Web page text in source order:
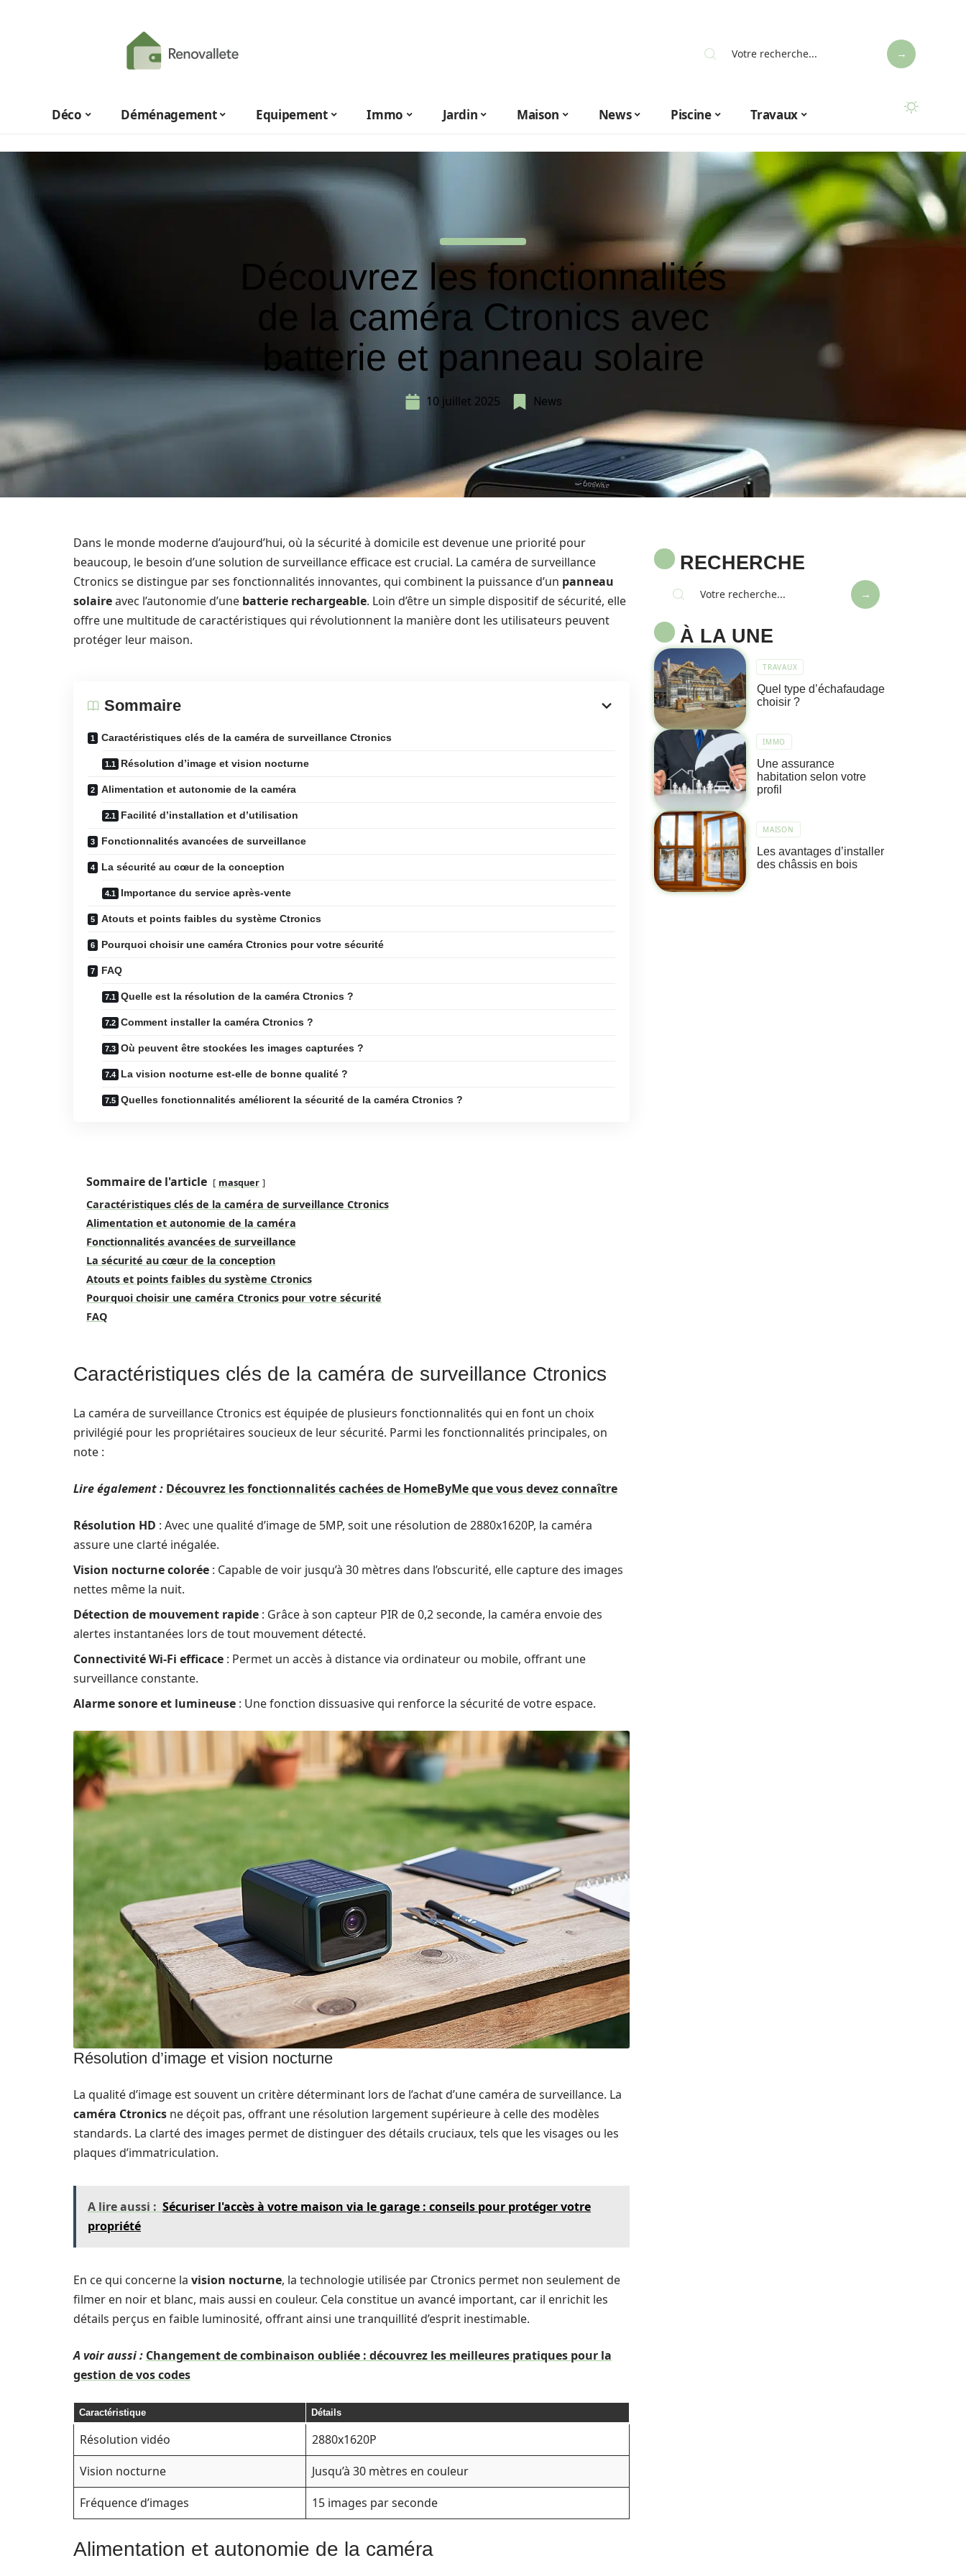
Déco Déménagement Equipement Immo Jardin Maison News Piscine Travaux
Découvrez les fonctionnalités
de la caméra Ctronics avec
batterie et panneau solaire
10 juillet 2025 News
Dans le monde moderne d’aujourd’hui, où la sécurité à domicile est devenue une priorité pour
beaucoup, le besoin d’une solution de surveillance efficace est crucial. La caméra de surveillance
Ctronics se distingue par ses fonctionnalités innovantes, qui combinent la puissance d’un panneau
solaireavec l’autonomie d’une batterie rechargeable. Loin d’être un simple dispositif de sécurité, elle
offre une multitude de caractéristiques qui révolutionnent la manière dont les utilisateurs peuvent
protéger leur maison.
Sommaire
Caractéristiques clés de la caméra de surveillance Ctronics
Résolution d’image et vision nocturne
Alimentation et autonomie de la caméra
Facilité d’installation et d’utilisation
Fonctionnalités avancées de surveillance
La sécurité au cœur de la conception
Importance du service après-vente
Atouts et points faibles du système Ctronics
Pourquoi choisir une caméra Ctronics pour votre sécurité
FAQ
Quelle est la résolution de la caméra Ctronics ?
Comment installer la caméra Ctronics ?
Où peuvent être stockées les images capturées ?
La vision nocturne est-elle de bonne qualité ?
Quelles fonctionnalités améliorent la sécurité de la caméra Ctronics ?
Sommaire de l'article masquer
Caractéristiques clés de la caméra de surveillance Ctronics
Alimentation et autonomie de la caméra
Fonctionnalités avancées de surveillance
La sécurité au cœur de la conception
Atouts et points faibles du système Ctronics
Pourquoi choisir une caméra Ctronics pour votre sécurité
FAQ
Caractéristiques clés de la caméra de surveillance Ctronics
La caméra de surveillance Ctronics est équipée de plusieurs fonctionnalités qui en font un choix
privilégié pour les propriétaires soucieux de leur sécurité. Parmi les fonctionnalités principales, on
note :
Lire également : Découvrez les fonctionnalités cachées de HomeByMe que vous devez connaître
Résolution HD : Avec une qualité d’image de 5MP, soit une résolution de 2880x1620P, la caméra
assure une clarté inégalée.
Vision nocturne colorée : Capable de voir jusqu’à 30 mètres dans l’obscurité, elle capture des images
nettes même la nuit.
Détection de mouvement rapide : Grâce à son capteur PIR de 0,2 seconde, la caméra envoie des
alertes instantanées lors de tout mouvement détecté.
Connectivité Wi-Fi efficace : Permet un accès à distance via ordinateur ou mobile, offrant une
surveillance constante.
Alarme sonore et lumineuse : Une fonction dissuasive qui renforce la sécurité de votre espace.
Résolution d’image et vision nocturne
La qualité d’image est souvent un critère déterminant lors de l’achat d’une caméra de surveillance. La
caméra Ctronics ne déçoit pas, offrant une résolution largement supérieure à celle des modèles
standards. La clarté des images permet de distinguer des détails cruciaux, tels que les visages ou les
plaques d’immatriculation.
A lire aussi : Sécuriser l'accès à votre maison via le garage : conseils pour protéger votre
propriété
En ce qui concerne la vision nocturne, la technologie utilisée par Ctronics permet non seulement de
filmer en noir et blanc, mais aussi en couleur. Cela constitue un avancé important, car il enrichit les
détails perçus en faible luminosité, offrant ainsi une tranquillité d’esprit inestimable.
A voir aussi : Changement de combinaison oubliée : découvrez les meilleures pratiques pour la
gestion de vos codes
Caractéristique Détails
Résolution vidéo
2880x1620P
Vision nocturne
Jusqu’à 30 mètres en couleur
Fréquence d’images
15 images par seconde
Alimentation et autonomie de la caméra
RECHERCHE
À LA UNE
TRAVAUX
Quel type d’échafaudage
choisir ?
IMMO
Une assurance
habitation selon votre
profil
MAISON
Les avantages d’installer
des châssis en bois